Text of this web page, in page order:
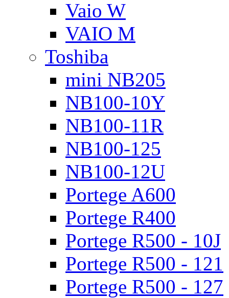
Vaio W
VAIO M
Toshiba
mini NB205
NB100-10Y
NB100-11R
NB100-125
NB100-12U
Portege A600
Portege R400
Portege R500 - 10J
Portege R500 - 121
Portege R500 - 127